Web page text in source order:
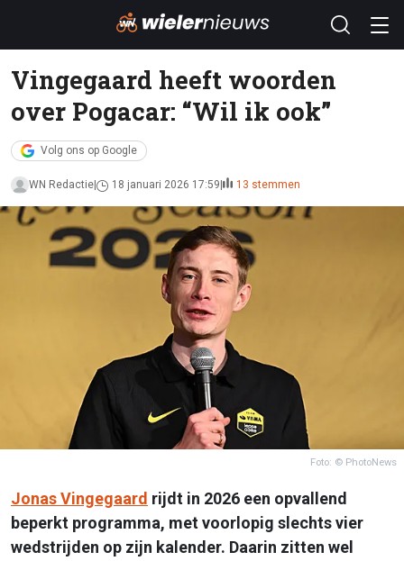
Vingegaard heeft woorden
over Pogacar: “Wil ik ook”
Volg ons op Google
WN Redactie 18 januari 2026 17:59 13 stemmen
Foto: © PhotoNews
Jonas Vingegaard rijdt in 2026 een opvallend
beperkt programma, met voorlopig slechts vier
wedstrijden op zijn kalender. Daarin zitten wel